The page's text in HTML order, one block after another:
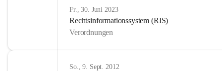
Fr., 30. Juni 2023
Rechtsinformationssystem (RIS)
Verordnungen
So., 9. Sept. 2012